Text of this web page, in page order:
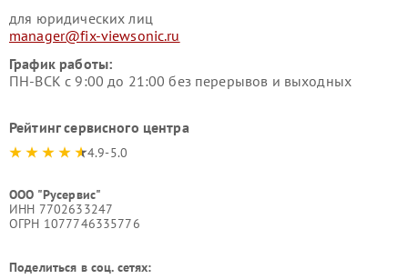
для юридических лиц
manager@fix-viewsonic.ru
График работы:
ПН-ВСК с 9:00 до 21:00 без перерывов и выходных
Рейтинг сервисного центра
4.9-5.0
ООО "Русервис"
ИНН 7702633247
ОГРН 1077746335776
Поделиться в соц. сетях: